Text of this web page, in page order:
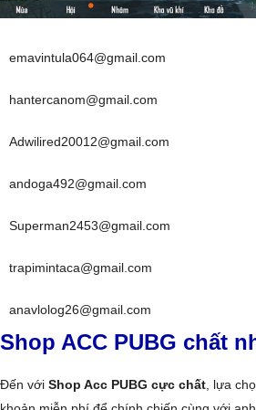
emavintula064@gmail.com
hantercanom@gmail.com
Adwilired20012@gmail.com
andoga492@gmail.com
Superman2453@gmail.com
trapimintaca@gmail.com
anavlolog26@gmail.com
Shop ACC PUBG chất
Đến với Shop Acc PUBG cực chất , lựa